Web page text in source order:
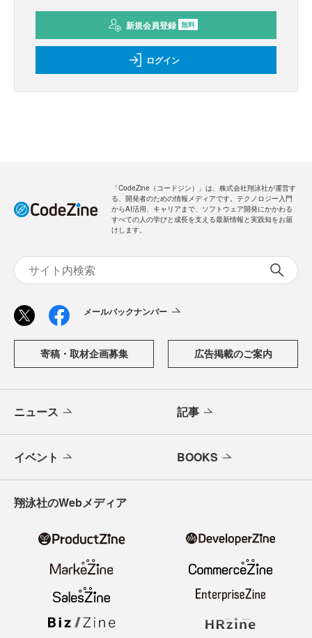
新規会員登録 無料
ログイン
「CodeZine（コードジン）」は、株式会社翔泳社が運営す
る、開発者のための情報メディアです。テクノロジー入門
からAI活用、キャリアまで、ソフトウェア開発にかかわる
すべての人の学びと成長を支える最新情報と実践知をお届
けします。
メールバックナンバー
寄稿・取材企画募集 広告掲載のご案内
ニュース 記事
イベント BOOKS
翔泳社のWebメディア